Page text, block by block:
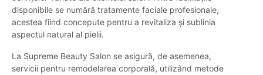
disponibile se numără tratamente faciale profesionale,
acestea fiind concepute pentru a revitaliza și sublinia
aspectul natural al pielii.
La Supreme Beauty Salon se asigură, de asemenea,
servicii pentru remodelarea corporală, utilizând metode